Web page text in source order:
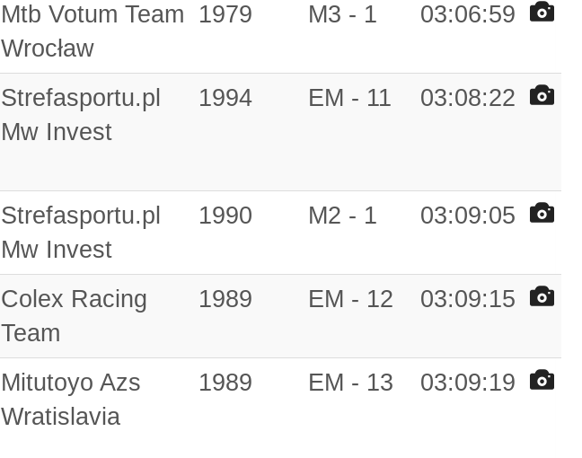
Mtb Votum Team
Wrocław
1979 M3 - 1 03:06:59
Strefasportu.pl
Mw Invest
1994 EM - 11 03:08:22
Strefasportu.pl
Mw Invest
1990 M2 - 1 03:09:05
Colex Racing
Team
1989 EM - 12 03:09:15
Mitutoyo Azs
Wratislavia
1989 EM - 13 03:09:19